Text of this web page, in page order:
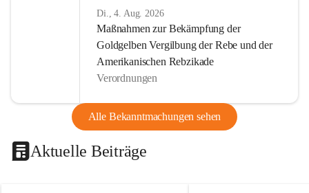
Di., 4. Aug. 2026
Maßnahmen zur Bekämpfung der
Goldgelben Vergilbung der Rebe und der
Amerikanischen Rebzikade
Verordnungen
Alle Bekanntmachungen sehen
Aktuelle Beiträge